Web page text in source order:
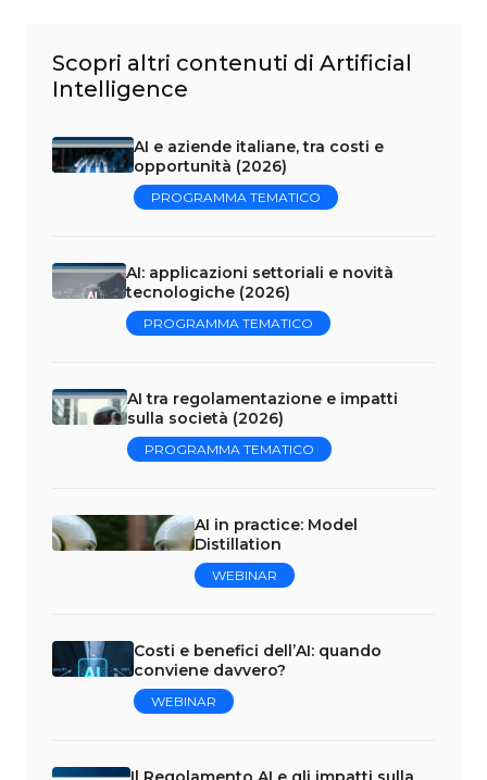
Scopri altri contenuti di Artificial
Intelligence
AI e aziende italiane, tra costi e
opportunità (2026)
PROGRAMMA TEMATICO
AI: applicazioni settoriali e novità
tecnologiche (2026)
PROGRAMMA TEMATICO
AI tra regolamentazione e impatti
sulla società (2026)
PROGRAMMA TEMATICO
AI in practice: Model
Distillation
WEBINAR
Costi e benefici dell’AI: quando
conviene davvero?
WEBINAR